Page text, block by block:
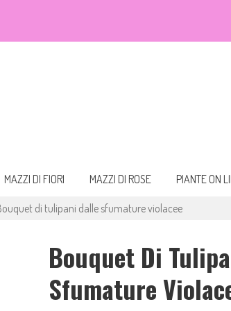
MAZZI DI FIORI MAZZI DI ROSE PIANTE ON
di tulipani dalle sfumature violacee
Bouquet Di
Sfumature